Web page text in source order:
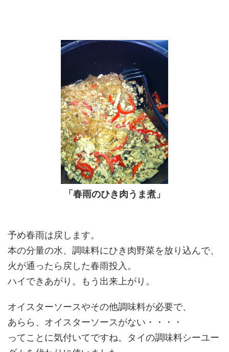
「春雨のひき肉うま煮」
予め春雨は戻します。
本の分量の水、調味料にひき肉野菜を放り込んで、
火が通ったら戻した春雨投入。
ハイできあがり。もう出来上がり。
オイスターソースやその他調味料が必要で、
あらら、オイスターソースがない・・・・
ってことに気付いてですね。タイの調味料シーユー